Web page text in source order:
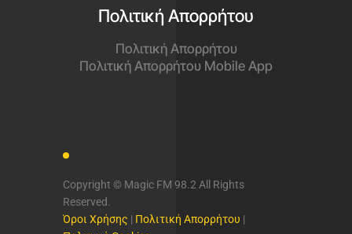
Πολιτική Απορρήτου
Πολιτική Απορρήτου
Πολιτική Απορρήτου Mobile App
Copyright © Magic FM 98.2 All Rights
Reserved.
Όροι Χρήσης | Πολιτική Απορρήτου |